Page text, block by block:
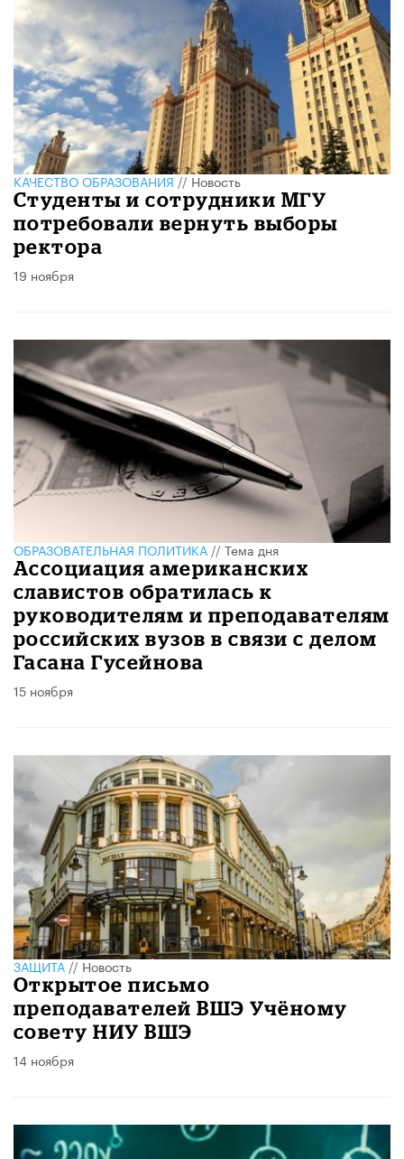
КАЧЕСТВО ОБРАЗОВАНИЯ//Новость
Студенты и сотрудники МГУ
потребовали вернуть выборы
ректора
19 ноября
ОБРАЗОВАТЕЛЬНАЯ ПОЛИТИКА//Тема дня
Ассоциация американских
славистов обратилась к
руководителям и преподавателям
российских вузов в связи с делом
Гасана Гусейнова
15 ноября
ЗАЩИТА//Новость
Открытое письмо
преподавателей ВШЭ Учёному
совету НИУ ВШЭ
14 ноября